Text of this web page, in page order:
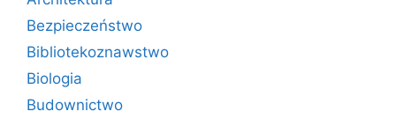
Bezpieczeństwo
Bibliotekoznawstwo
Biologia
Budownictwo